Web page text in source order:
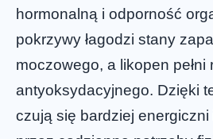
hormonalną i odporność
pokrzywy łagodzi stany
moczowego, a likopen pełni
antyoksydacyjnego. Dzięki
czują się bardziej